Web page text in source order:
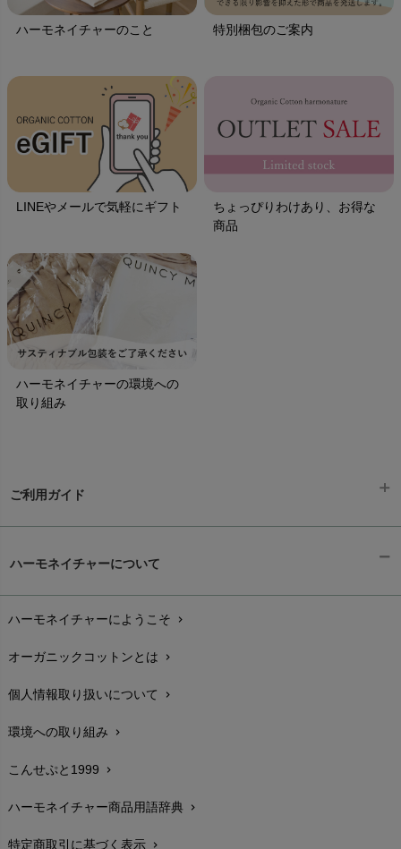
ハーモネイチャーのこと 特別梱包のご案内
LINEやメールで気軽にギフト
ちょっぴりわけあり、お得な
商品
ハーモネイチャーの環境への
取り組み
ご利用ガイド
配送と送料chevron_right
在庫状況と発送予定chevron_right
サイズ・寸法chevron_right
生地・素材chevron_right
お手入れについて
レビューを書こうchevron_right
ハーモネイチャーについて
ハーモネイチャーにようこそ chevron_right
オーガニックコットンとは chevron_right
個人情報取り扱いについて chevron_right
環境への取り組み chevron_right
こんせぷと1999 chevron_right
ハーモネイチャー商品用語辞典 chevron_right
特定商取引に基づく表示 chevron_right